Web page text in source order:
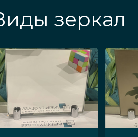
зеркал